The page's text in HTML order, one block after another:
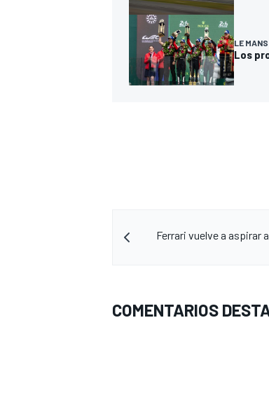
LE MANS
Los
Ferrari vuelve a aspirar
COMENTARIOS